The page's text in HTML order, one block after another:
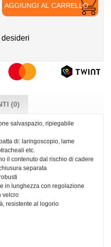
AGGIUNGI AL CARRELLO
(0)
salvaspazio, ripiegabile
di: laringoscopio, lame
etc.
il contenuto dal rischio di cadere
separata
in lunghezza con regolazione
velcro
resistente al logorio